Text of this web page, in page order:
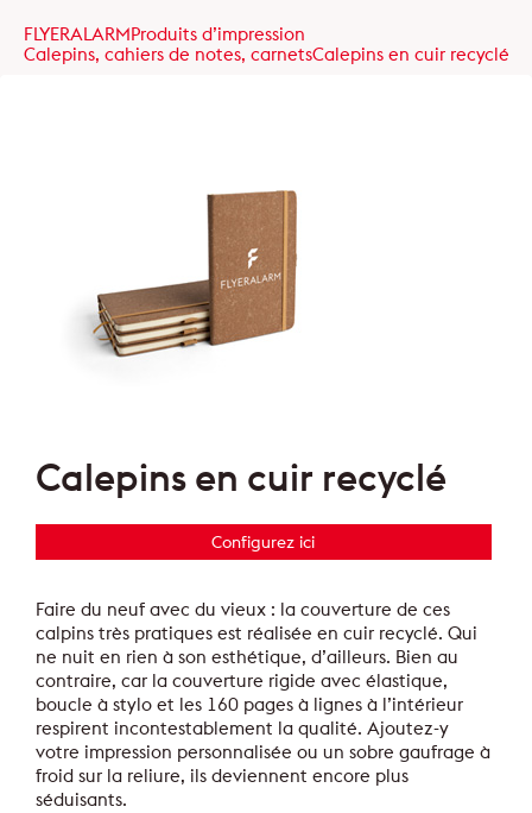
FLYERALARMProduits d’impression
Calepins, cahiers de notes, carnetsCalepins en cuir recyclé
Calepins en cuir recyclé
Configurez ici
Faire du neuf avec du vieux : la couverture de ces
calpins très pratiques est réalisée en cuir recyclé. Qui
ne nuit en rien à son esthétique, d’ailleurs. Bien au
contraire, car la couverture rigide avec élastique,
boucle à stylo et les 160 pages à lignes à l’intérieur
respirent incontestablement la qualité. Ajoutez-y
votre impression personnalisée ou un sobre gaufrage à
froid sur la reliure, ils deviennent encore plus
séduisants.